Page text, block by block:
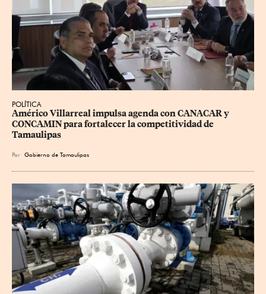
POLÍTICA
Américo Villarreal impulsa agenda con CANACAR y
CONCAMIN para fortalecer la competitividad de
Tamaulipas
Por Gobierno de Tamaulipas